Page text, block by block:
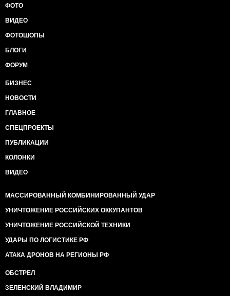
ФОТО
ВИДЕО
ФОТОШОПЫ
БЛОГИ
ФОРУМ
БИЗНЕС
НОВОСТИ
ГЛАВНОЕ
СПЕЦПРОЕКТЫ
ПУБЛИКАЦИИ
КОЛОНКИ
ВИДЕО
МАССИРОВАННЫЙ КОМБИНИРОВАННЫЙ УДАР
УНИЧТОЖЕНИЕ РОССИЙСКИХ ОККУПАНТОВ
УНИЧТОЖЕНИЕ РОССИЙСКОЙ ТЕХНИКИ
УДАРЫ ПО ЛОГИСТИКЕ РФ
АТАКА ДРОНОВ НА РЕГИОНЫ РФ
ОБСТРЕЛ
ЗЕЛЕНСКИЙ ВЛАДИМИР